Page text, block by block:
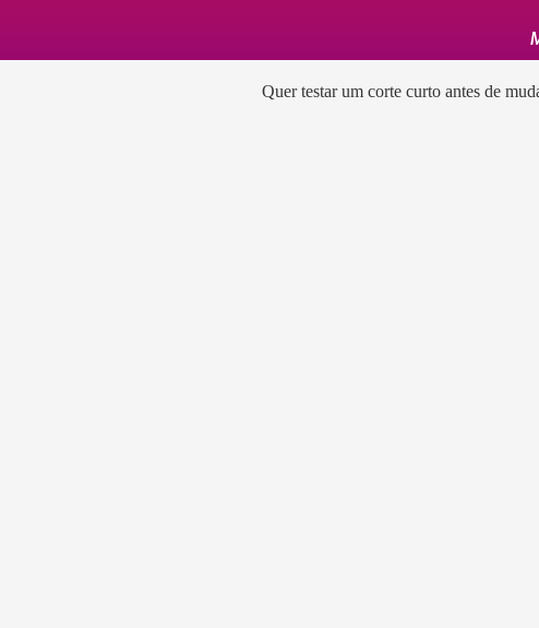
Quer testar um corte curto antes de